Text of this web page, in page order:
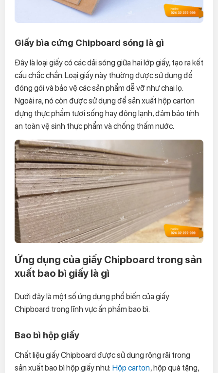
Giấy bìa cứng Chipboard sóng là gì
Đây là loại giấy có các dải sóng giữa hai lớp giấy, tạo ra kết
cấu chắc chắn. Loại giấy này thường được sử dụng để
đóng gói và bảo vệ các sản phẩm dễ vỡ như chai lọ.
Ngoài ra, nó còn được sử dụng để sản xuất hộp carton
đựng thực phẩm tươi sống hay đông lạnh, đảm bảo tính
an toàn vệ sinh thực phẩm và chống thấm nước.
Ứng dụng của giấy Chipboard trong sản
xuất bao bì giấy là gì
Dưới đây là một số ứng dụng phổ biến của giấy
Chipboard trong lĩnh vực ấn phẩm bao bì.
Bao bì hộp giấy
Chất liệu giấy Chipboard được sử dụng rộng rãi trong
sản xuất bao bì hộp giấy như: Hộp carton, hộp quà tặng,